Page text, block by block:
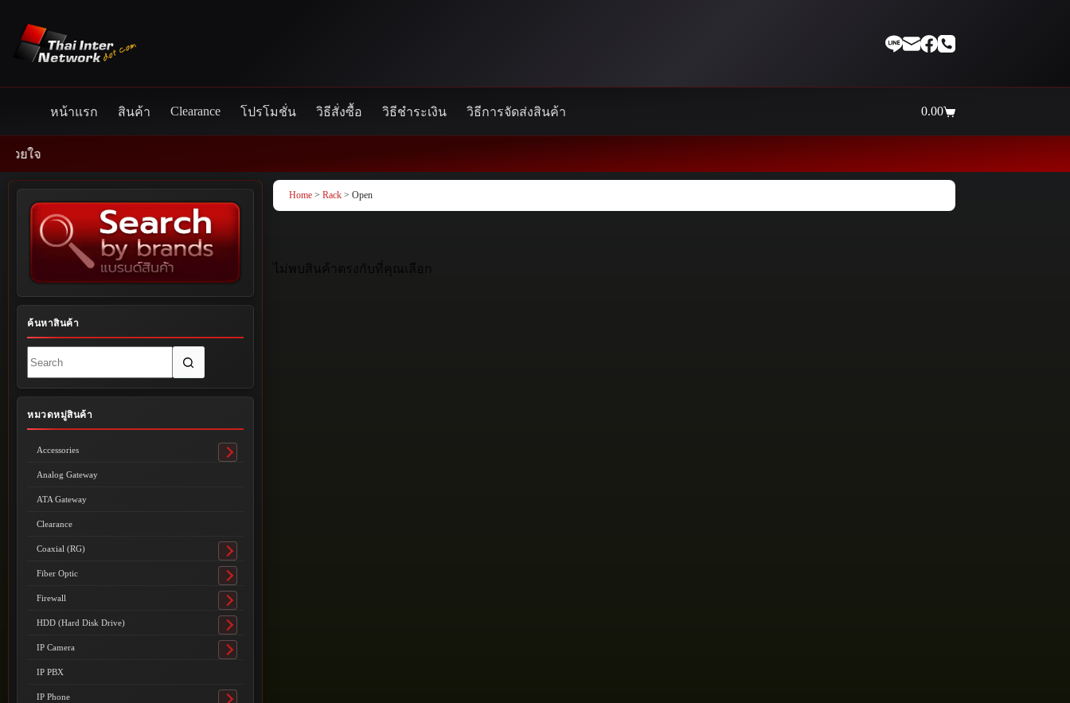
content
หน้าแรก สินค้า Clearance โปรโมชั่น วิธีสั่งซื้อ วิธีชำระเงิน วิธีการจัดส่งสินค้า
Shopping
0.00
Home >Rack > Open
ค้นหาสินค้า
results
หมวดหมู่สินค้า
Accessories
Toggle
Analog Gateway
ATA Gateway
Clearance
Coaxial (RG)
Toggle
submenu
Fiber Optic
Toggle
submenu
Firewall
Toggle
submenu
HDD (Hard Disk Drive)
Toggle
submenu
IP Camera
Toggle
IP PBX
IP Phone